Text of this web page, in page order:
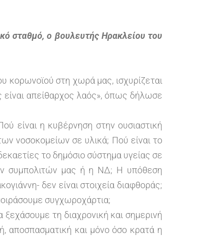
σταθμό, ο βουλευτής Ηρακλείου του
κορωνοϊού στη χωρά μας, ισχυρίζεται
είναι απείθαρχος λαός», όπως δήλωσε
είναι η κυβέρνηση στην ουσιαστική
νοσοκομείων σε υλικά; Πού είναι το
το δημόσιο σύστημα υγείας σε
συμπολιτών μας ή η ΝΔ; Η υπόθεση
δεν είναι στοιχεία διαφθοράς;
συγχωροχάρτια;
τη διαχρονική και σημερινή
αποσπασματική και μόνο όσο κρατά η